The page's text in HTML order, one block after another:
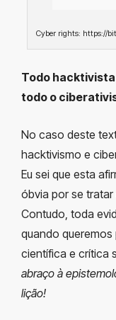
Cyber rights: https://
Todo
todo o
No caso deste
hacktivismo e
Eu sei que esta
óbvia por se
Contudo, toda
quando
científica e crítica
abraço à
lição!